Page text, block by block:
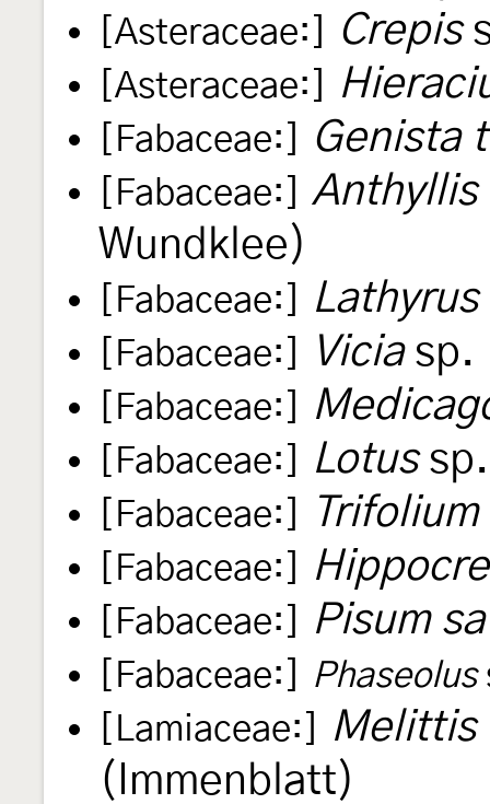
[Asteraceae:] Crepis
[Asteraceae:]
[Fabaceae:] Genista
[Fabaceae:]
Anthyllis
Wundklee)
[Fabaceae:] Lathyrus
[Fabaceae:] Viciasp.
[Fabaceae:]
[Fabaceae:] Lotussp.
[Fabaceae:] Trifolium
[Fabaceae:]
[Fabaceae:] Pisum
[Fabaceae:] Phaseolus
[Lamiaceae:]
Melittis
(Immenblatt)